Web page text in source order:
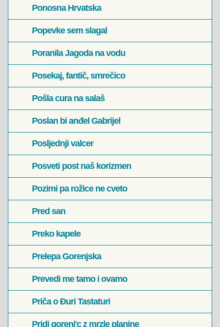
Ponosna Hrvatska
Popevke sem slagal
Poranila Jagoda na vodu
Posekaj, fantič, smrečico
Pošla cura na salaš
Poslan bi anđel Gabrijel
Posljednji valcer
Posveti post naš korizmen
Pozimi pa rožice ne cveto
Pred san
Preko kapele
Prelepa Gorenjska
Prevedi me tamo i ovamo
Priča o Đuri Tastaturi
Pridi gorenj'c z mrzle planine